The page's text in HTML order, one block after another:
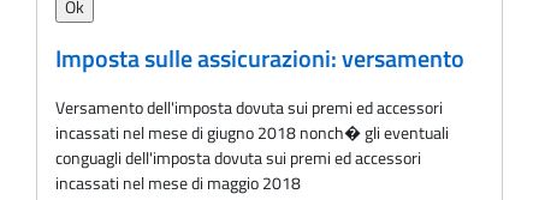
Imposta sulle assicurazioni: versamento
Versamento dell'imposta dovuta sui premi ed accessori
incassati nel mese di giugno 2018 nonch� gli eventuali
conguagli dell'imposta dovuta sui premi ed accessori
incassati nel mese di maggio 2018